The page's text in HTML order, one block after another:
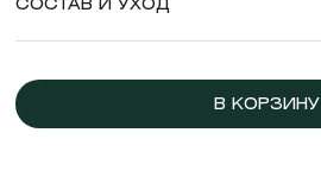
В КОРЗИНУ